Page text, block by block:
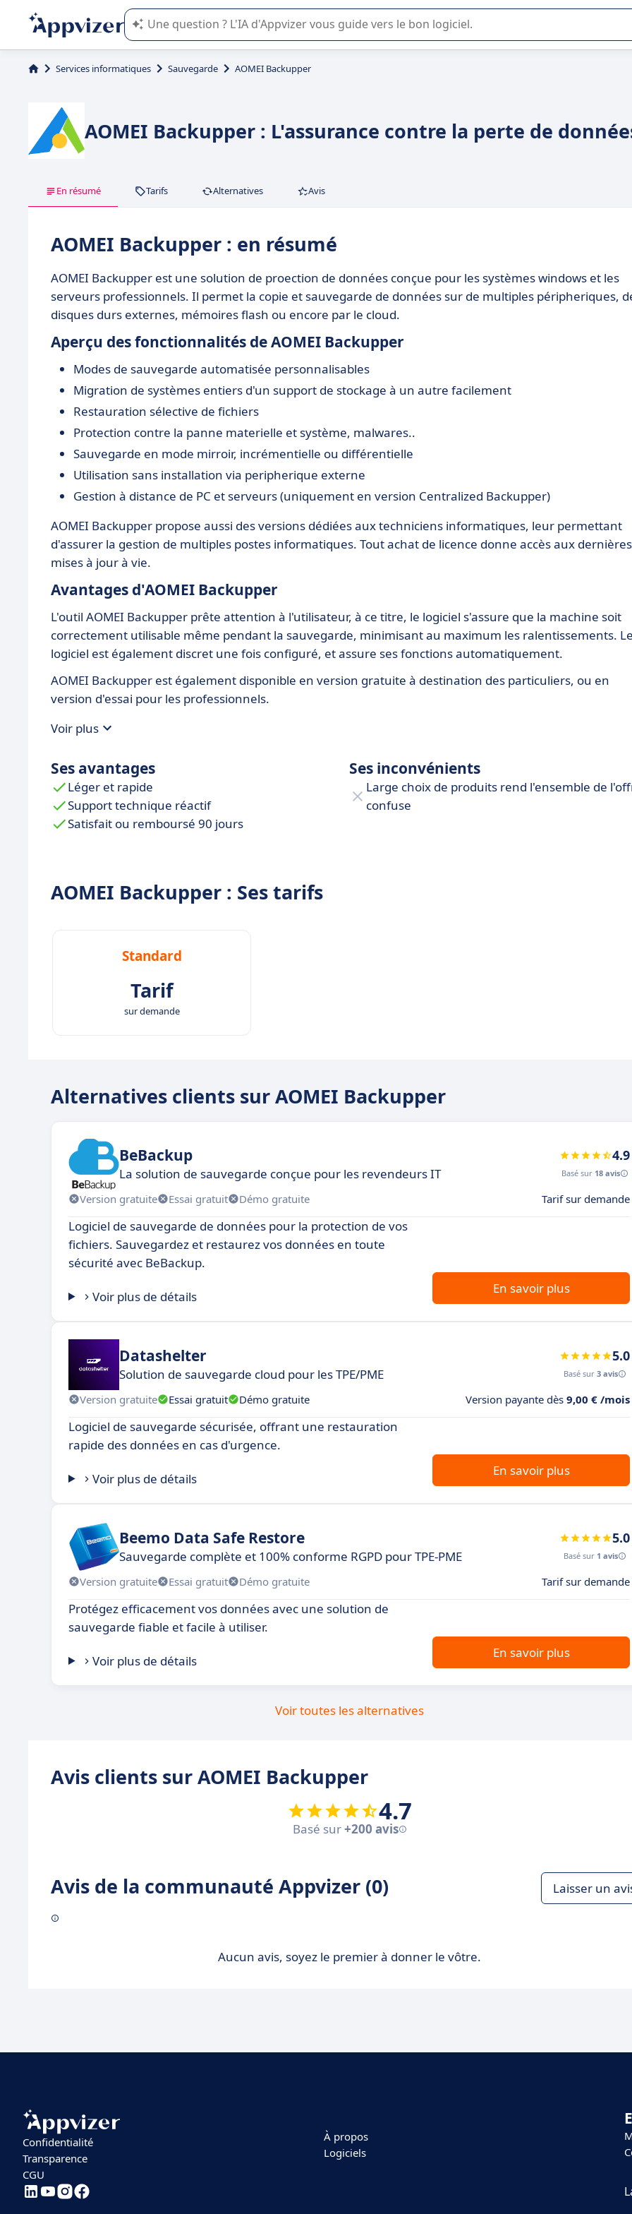
L'IA de Appvizer vous guide dans l'utilisation ou la sélection de logiciel SaaS en entreprise.
Services informatiques Sauvegarde AOMEI Backupper
AOMEI Backupper : L'assurance contre la perte de
En résumé Tarifs Alternatives Avis
AOMEI Backupper : en résumé
AOMEI Backupper est une solution de proection de données conçue pour les systèmes windows et les
serveurs professionnels. Il permet la copie et sauvegarde de données sur de multiples péripheriques,
disques durs externes, mémoires flash ou encore par le cloud.
Aperçu des fonctionnalités de AOMEI Backupper
Modes de sauvegarde automatisée personnalisables
Migration de systèmes entiers d'un support de stockage à un autre facilement
Restauration sélective de fichiers
Protection contre la panne materielle et système, malwares..
Sauvegarde en mode mirroir, incrémentielle ou différentielle
Utilisation sans installation via peripherique externe
Gestion à distance de PC et serveurs (uniquement en version Centralized Backupper)
AOMEI Backupper propose aussi des versions dédiées aux techniciens informatiques, leur permettant
d'assurer la gestion de multiples postes informatiques. Tout achat de licence donne accès aux dernières
mises à jour à vie.
Avantages d'AOMEI Backupper
L'outil AOMEI Backupper prête attention à l'utilisateur, à ce titre, le logiciel s'assure que la machine soit
correctement utilisable même pendant la sauvegarde, minimisant au maximum les ralentissements.
logiciel est également discret une fois configuré, et assure ses fonctions automatiquement.
AOMEI Backupper est également disponible en version gratuite à destination des particuliers, ou en
version d'essai pour les professionnels.
Voir plus
Ses avantages
Léger et rapide
Support technique réactif
Satisfait ou remboursé 90 jours
Ses inconvénients
Large choix de produits rend l'ensemble de
confuse
AOMEI Backupper : Ses tarifs
Standard
Tarif
sur demande
Alternatives clients sur AOMEI Backupper
BeBackup
La solution de sauvegarde conçue pour les revendeurs IT
4.9
Basé sur 18 avis
Version gratuite Essai gratuit Démo gratuite Tarif sur demande
Logiciel de sauvegarde de données pour la protection de vos
fichiers. Sauvegardez et restaurez vos données en toute
sécurité avec BeBackup.
Voir plus de détails
En savoir plus
Datashelter
Solution de sauvegarde cloud pour les TPE/PME
5.0
Basé sur 3 avis
Version gratuite Essai gratuit Démo gratuite Version payante dès 9,00 € /mois
Logiciel de sauvegarde sécurisée, offrant une restauration
rapide des données en cas d'urgence.
Voir plus de détails
En savoir plus
Beemo Data Safe Restore
Sauvegarde complète et 100% conforme RGPD pour TPE-PME
5.0
Basé sur 1 avis
Version gratuite Essai gratuit Démo gratuite Tarif sur demande
Protégez efficacement vos données avec une solution de
sauvegarde fiable et facile à utiliser.
Voir plus de détails
En savoir plus
Voir toutes les alternatives
Avis clients sur AOMEI Backupper
4.7
Basé sur+200 avis
Avis de la communauté Appvizer (0) Laisser un
Aucun avis, soyez le premier à donner le vôtre.
Confidentialité
Transparence
CGU
À propos
Logiciels